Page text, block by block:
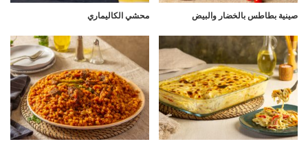
صينية بطاطس بالخضار والبيض محشي الكاليماري